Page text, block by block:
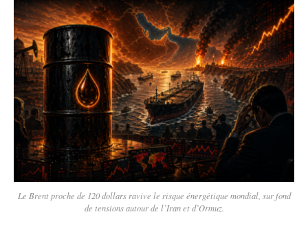
Le Brent proche de 120 dollars ravive le risque énergétique mondial, sur fond
de tensions autour de l’Iran et d’Ormuz.